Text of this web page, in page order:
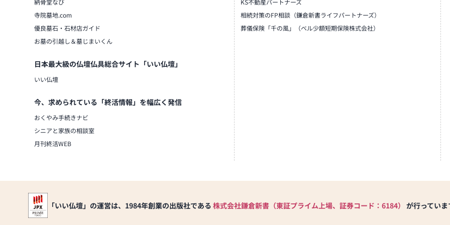
納骨堂なび
寺院墓地.com
優良墓石・石材店ガイド
お墓の引越し＆墓じまいくん
日本最大級の仏壇仏具総合サイト「いい仏壇」
いい仏壇
今、求められている「終活情報」を幅広く発信
おくやみ手続きナビ
シニアと家族の相談室
月刊終活WEB
KS不動産パートナーズ
相続対策のFP相談（鎌倉新書ライフパートナーズ）
葬儀保険「千の風」（ベル少額短期保険株式会社）
「いい仏壇」の運営は、1984年創業の出版社である 株式会社鎌倉新書（東証プライム上場、証券コード：6184） が行っていま